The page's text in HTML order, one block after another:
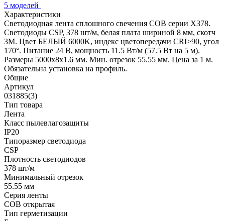
5 моделей
Характеристики
Светодиодная лента сплошного свечения COB серии X378.
Светодиоды CSP, 378 шт/м, белая плата шириной 8 мм, скотч
3M. Цвет БЕЛЫЙ 6000K, индекс цветопередачи CRI>90, угол
170°. Питание 24 В, мощность 11.5 Вт/м (57.5 Вт на 5 м).
Размеры 5000x8x1.6 мм. Мин. отрезок 55.55 мм. Цена за 1 м.
Обязательна установка на профиль.
Общие
Артикул
031885(3)
Тип товара
Лента
Класс пылевлагозащиты
IP20
Типоразмер светодиода
CSP
Плотность светодиодов
378 шт/м
Минимальный отрезок
55.55 мм
Серия ленты
COB открытая
Тип герметизации